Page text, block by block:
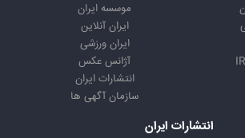
موسسه ایران
ایران آنلاین
ایران ورزشی
آژانس عکس
انتشارات ایران
سازمان آگهی ها
انتشارات ایران